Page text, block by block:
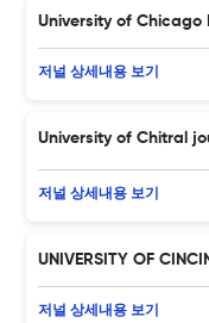
University of Chicago
저널 상세내용 보기
University of Chitral
저널 상세내용 보기
UNIVERSITY OF
저널 상세내용 보기